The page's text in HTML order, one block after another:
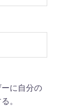
に自分の
。